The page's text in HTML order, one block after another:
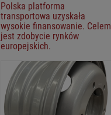
Polska platforma
transportowa uzyskała
wysokie finansowanie. Celem
jest zdobycie rynków
europejskich.